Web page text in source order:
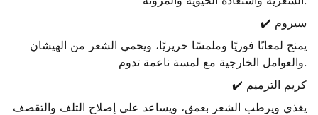
✔️ سيروم
يمنح لمعانًا فوريًا وملمسًا حريريًا، ويحمي الشعر من الهيشان
والعوامل الخارجية مع لمسة ناعمة تدوم.
✔️ كريم الترميم
يغذي ويرطب الشعر بعمق، ويساعد على إصلاح التلف والتقصف